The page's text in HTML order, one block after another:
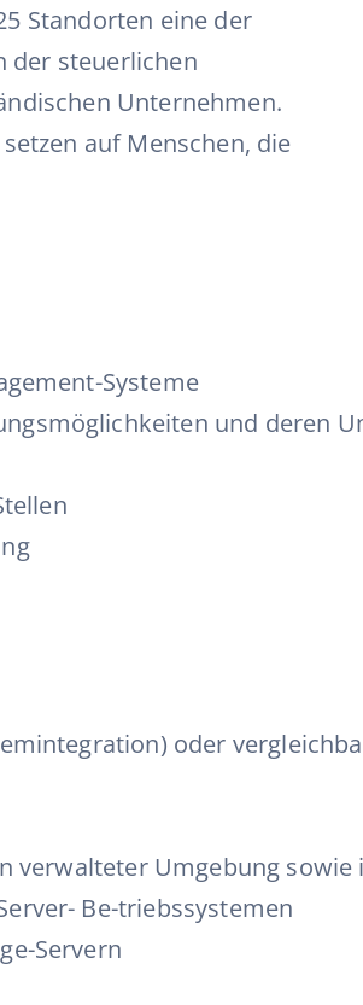
Standorten eine der
der steuerlichen
Unternehmen.
auf Menschen, die
Systeme
und deren
oder
Umgebung sowie
Be-triebssystemen
Servern